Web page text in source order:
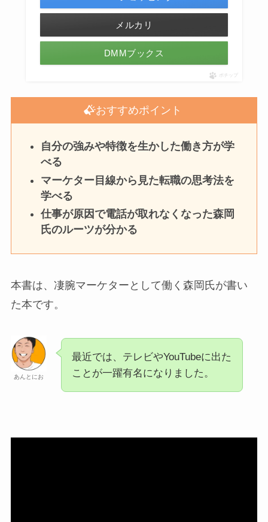
メルカリ
DMMブックス
ポチップ
おすすめポイント
自分の強みや特徴を生かした働き方が学
べる
マーケター目線から見た転職の思考法を
学べる
仕事が原因で電話が取れなくなった森岡
氏のルーツが分かる
本書は、凄腕マーケターとして働く森岡氏が書い
た本です。
あんとにお
最近では、テレビやYouTubeに出た
ことが一躍有名になりました。